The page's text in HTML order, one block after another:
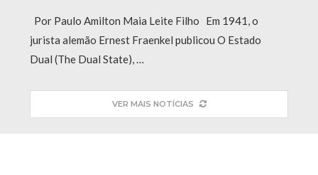
Por Paulo Amilton Maia Leite Filho Em 1941, o
jurista alemão Ernest Fraenkel publicou O Estado
Dual (The Dual State), …
VER MAIS NOTÍCIAS